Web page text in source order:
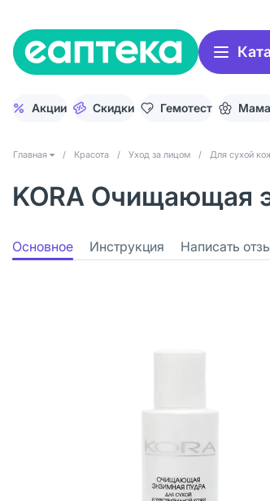
Акции Скидки Гемотест
Главная / Красота / Уход за лицом / Для сухой
KORA Очищающая
Основное Инструкция Написать